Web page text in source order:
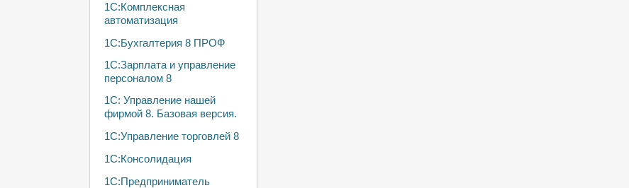
1С:Комплексная
автоматизация
1С:Бухгалтерия 8 ПРОФ
1С:Зарплата и управление
персоналом 8
1С: Управление нашей
фирмой 8. Базовая версия.
1С:Управление торговлей 8
1С:Консолидация
1С:Предприниматель